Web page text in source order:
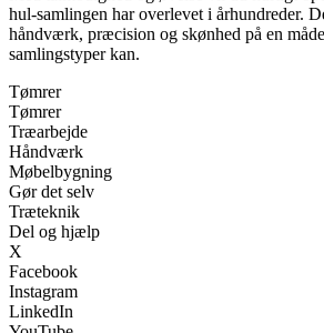
hul-samlingen har overlevet i århundreder.
håndværk, præcision og skønhed på en
samlingstyper kan.
Tømrer
Tømrer
Træarbejde
Håndværk
Møbelbygning
Gør det selv
Træteknik
Del og hjælp
X
Facebook
Instagram
LinkedIn